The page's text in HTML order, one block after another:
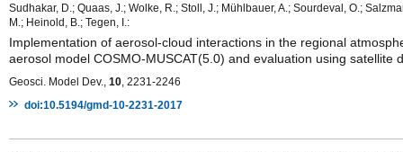
Sudhakar, D.; Quaas, J.; Wolke, R.; Stoll, J.; Mühlbauer, A.; Sourdeval, O.;
M.; Heinold, B.; Tegen, I.:
Implementation of aerosol-cloud interactions in the regional
aerosol model COSMO-MUSCAT(5.0) and evaluation using satellite
Geosci. Model Dev., 10 , 2231-2246
doi:10.5194/gmd-10-2231-2017